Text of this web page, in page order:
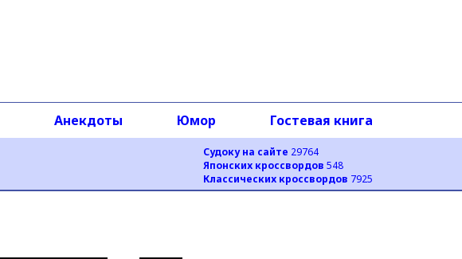
Судоку на сайте 29764
Японских кроссвордов 548
Классических кроссвордов 7925
Анекдоты Юмор Гостевая книга